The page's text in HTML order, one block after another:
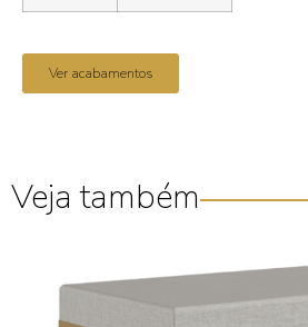
Ver acabamentos
Veja também